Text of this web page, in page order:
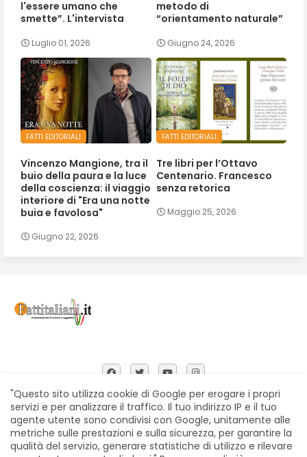
l'essere umano che
smette”. L'intervista
Luglio 01, 2026
metodo di
“orientamento naturale”
Giugno 24, 2026
FATTI EDITORIALI
Vincenzo Mangione, tra il
buio della paura e la luce
della coscienza: il viaggio
interiore di "Era una notte
buia e favolosa"
Giugno 22, 2026
FATTI EDITORIALI
Tre libri per l’Ottavo
Centenario. Francesco
senza retorica
Maggio 25, 2026
Home Chi siamo Contatti
Privacy Policy
Segnalazioni
"Questo sito utilizza cookie di Google per erogare i propri
servizi e per analizzare il traffico. Il tuo indirizzo IP e il tuo
agente utente sono condivisi con Google, unitamente alle
metriche sulle prestazioni e sulla sicurezza, per garantire la
qualità del servizio, generare statistiche di utilizzo e rilevare